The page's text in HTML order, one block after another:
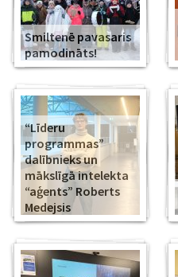
Smiltenē pavasaris
pamodināts!
“Līderu
programmas”
dalībnieks un
mākslīgā intelekta
“aģents” Roberts
Medejsis